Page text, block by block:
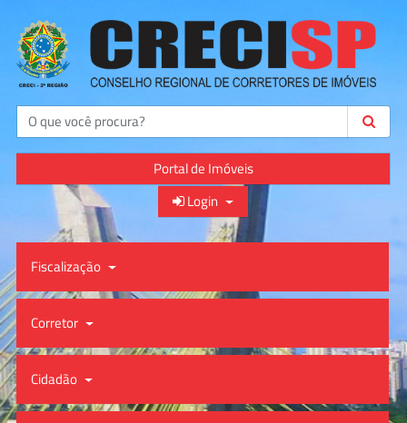
Buscar
Portal de Imóveis
Login
Fiscalização
Corretor
Cidadão